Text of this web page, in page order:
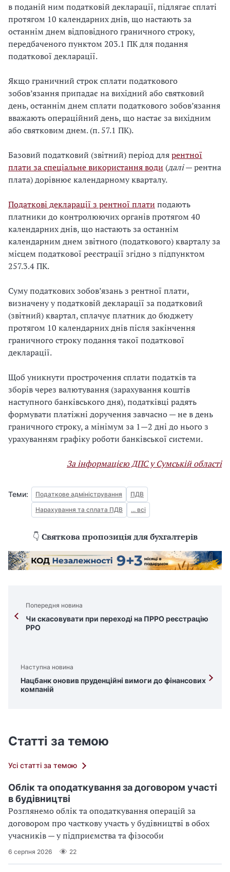
в поданій ним податковій декларації, підлягає сплаті
протягом 10 календарних днів, що настають за
останнім днем відповідного граничного строку,
передбаченого пунктом 203.1 ПК для подання
податкової декларації.
Якщо граничний строк сплати податкового
зобов’язання припадає на вихідний або святковий
день, останнім днем сплати податкового зобов’язання
вважають операційний день, що настає за вихідним
або святковим днем. (п. 57.1 ПК).
Базовий податковий (звітний) період длярентної
плати за спеціальне використання води (далі— рентна
плата) дорівнює календарному кварталу.
Податкові декларації з рентної плати подають
платники до контролюючих органів протягом 40
календарних днів, що настають за останнім
календарним днем звітного (податкового) кварталу за
місцем податкової реєстрації згідно з підпунктом
257.3.4 ПК.
Суму податкових зобов’язань з рентної плати,
визначену у податковій декларації за податковий
(звітний) квартал, сплачує платник до бюджету
протягом 10 календарних днів після закінчення
граничного строку подання такої податкової
декларації.
Щоб уникнути прострочення сплати податків та
зборів через валютування (зарахування коштів
наступного банківського дня), податківці радять
формувати платіжні доручення завчасно — не в день
граничного строку, а мінімум за 1—2 дні до нього з
урахуванням графіку роботи банківської системи.
За інформацією ДПС у Сумській області
Теми: Податкове адміністрування
ПДВ
Нарахування та сплата ПДВ
... всі
👇 Святкова пропозиція для бухгалтерів
Попередня новина
Чи скасовувати при переході на ПРРО реєстрацію
РРО
Наступна новина
Нацбанк оновив пруденційні вимоги до фінансових
компаній
Статті за темою
Усі статті за темою
Облік та оподаткування за договором участі
в будівництві
Розглянемо облік та оподаткування операцій за
договором про часткову участь у будівництві в обох
учасників — у підприємства та фізособи
6 серпня 2026 22